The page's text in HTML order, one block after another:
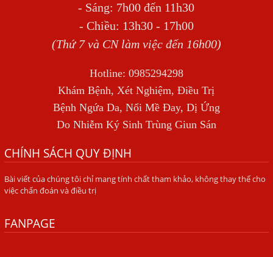
Địa Chỉ Điều Trị Bệnh Sán Dây Uy Tín Tại Hà Nội
TỔNG QUAN VỀ NHIỄM GIUN LƯƠN
Đầu Hàng Vì Trị Nhiều Lần Không Khỏi
NHIỄM TRÙNG NÃO DO AMIP, VIÊM MÀNG NÃO DO AMIP
NGUYÊN PHÁT
Trị Bệnh Hôi Miệng Do Nhiễm Ký Sinh Trùng Giun Sán
Có Nên Quá Lo Lắng Khi Bị Ngứa Kéo Dài Do Nhiễm Giun
Đũa Chó Mèo?
- Sáng: 7h00 đến 11h30
- Chiều: 13h30 - 17h00
(Thứ 7 và CN làm việc đến 16h00)
Hotline: 0985294298
Khám Bệnh, Xét Nghiệm, Điều Trị
Bệnh Ngứa Da, Nổi Mề Đay, Dị Ứng
Do Nhiễm Ký Sinh Trùng Giun Sán
CHÍNH SÁCH QUY ĐỊNH
Bài viết của chúng tôi chỉ mang tính chất tham khảo, không thay thế cho
việc chẩn đoán và điều trị
FANPAGE